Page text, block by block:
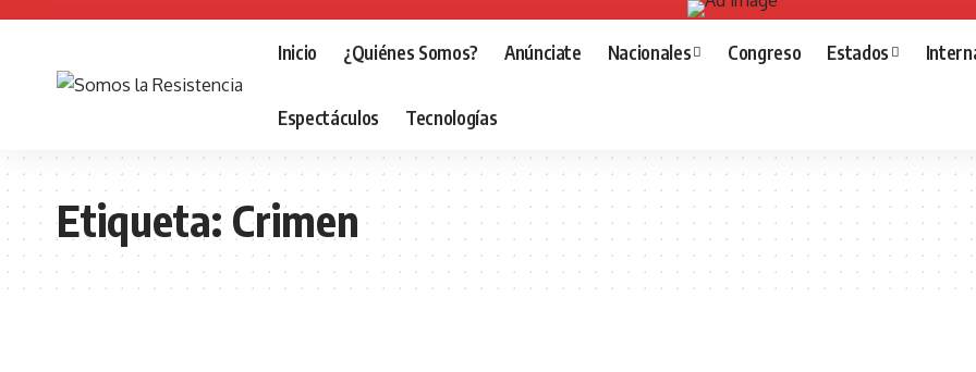
Inicio ¿Quiénes Somos? Anúnciate Nacionales Congreso Estados
Espectáculos Tecnologías
Etiqueta: Crimen